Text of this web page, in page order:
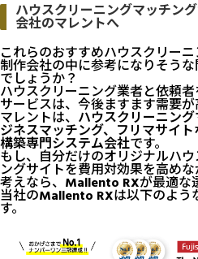
ハウスクリーニングマッチン
会社のマレントへ
これらのおすすめハウスクリー
制作会社の中に参考になりそう
でしょうか？
ハウスクリーニング業者と依頼
サービスは、今後ますます需要が
マレントは、 ハウスクリーニン
ジネスマッチング、フリマサイ
構築専門システム会社です。
もし、自分だけのオリジナルハ
ングサイトを費用対効果を高め
考えなら、 Mallento RXが最適な
当社のMallento RXは以下のよう
す。